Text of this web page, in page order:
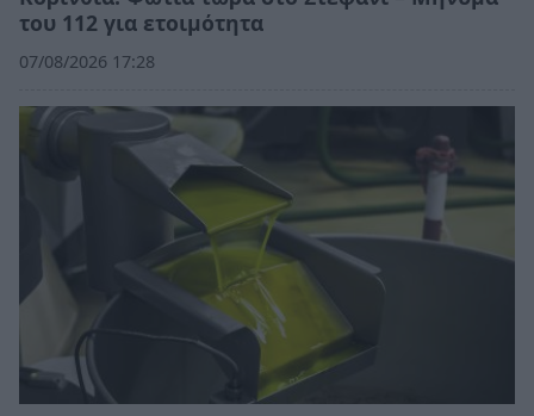
του 112 για ετοιμότητα
07/08/2026 17:28